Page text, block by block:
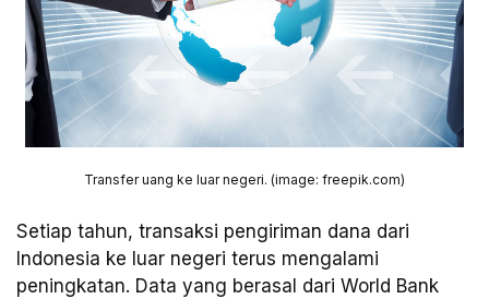
Transfer uang ke luar negeri. (image: freepik.com)
Setiap tahun, transaksi pengiriman dana dari
Indonesia ke luar negeri terus mengalami
peningkatan. Data yang berasal dari World Bank